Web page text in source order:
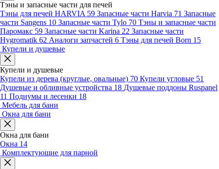
Тэны и запасные части для печей
Тэны для печей HARVIA 59 Запасные части Harvia 71 Запасные
части Sangens 10 Запасные части Tylo 70 Тэны и запасные части
Паромакс 59 Запасные части Karina 22 Запасные части
Hygromatik 62 Аналоги запчастей 6 Тэны для печей Born 15
Купели и душевые
Купели и душевые
Купели из дерева (круглые, овальные) 70 Купели угловые 51
Душевые и обливные устройства 18 Душевые поддоны Ruspanel
11 Подиумы и лесенки 18
Мебель для бани
Окна для бани
Окна для бани
Окна 14
Комплектующие для парной